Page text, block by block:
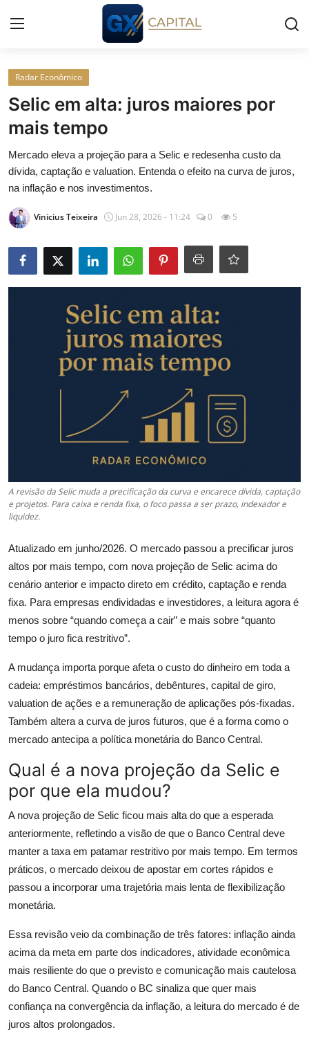
Entrar
Início
Cursos
Simuladores
Wealth
Histórias
Contato
Crédito Empresarial
Newsletter
Radar Econômico
GX explica
Investimentos
Seguro de Vida
Motores do Brasil
Radar Econômico
Selic em alta: juros maiores por
mais tempo
Mercado eleva a projeção para a Selic e redesenha custo da
dívida, captação e valuation. Entenda o efeito na curva de juros,
na inflação e nos investimentos.
Vinicius Teixeira Jun 28, 2026 - 11:24 0 5
A revisão da Selic muda a precificação da curva e encarece dívida, captação
e projetos. Para caixa e renda fixa, o foco passa a ser prazo, indexador e
liquidez.
Atualizado em junho/2026. O mercado passou a precificar juros
altos por mais tempo, com nova projeção de Selic acima do
cenário anterior e impacto direto em crédito, captação e renda
fixa. Para empresas endividadas e investidores, a leitura agora é
menos sobre “quando começa a cair” e mais sobre “quanto
tempo o juro fica restritivo”.
A mudança importa porque afeta o custo do dinheiro em toda a
cadeia: empréstimos bancários, debêntures, capital de giro,
valuation de ações e a remuneração de aplicações pós-fixadas.
Também altera a curva de juros futuros, que é a forma como o
mercado antecipa a política monetária do Banco Central.
Qual é a nova projeção da Selic e
por que ela mudou?
A nova projeção de Selic ficou mais alta do que a esperada
anteriormente, refletindo a visão de que o Banco Central deve
manter a taxa em patamar restritivo por mais tempo. Em termos
práticos, o mercado deixou de apostar em cortes rápidos e
passou a incorporar uma trajetória mais lenta de flexibilização
monetária.
Essa revisão veio da combinação de três fatores: inflação ainda
acima da meta em parte dos indicadores, atividade econômica
mais resiliente do que o previsto e comunicação mais cautelosa
do Banco Central. Quando o BC sinaliza que quer mais
confiança na convergência da inflação, a leitura do mercado é de
juros altos prolongados.